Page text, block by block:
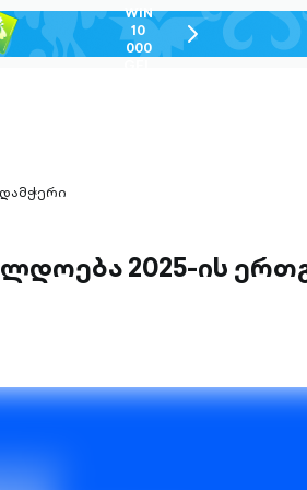
WIN
10
000
chevron-
right-
2025-ის